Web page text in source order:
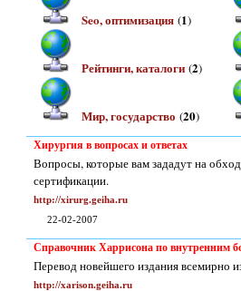
Seo, оптимизация(1)
Рейтинги, каталоги(2)
Мир, государство (20)
Хирургия в вопросах и ответах
Вопросы, которые вам зададут на
сертификации.
http://xirurg.geiha.ru
22-02-2007
Справочник Харрисона по внутренним
Перевод новейшего издания всемирно
http://xarison.geiha.ru